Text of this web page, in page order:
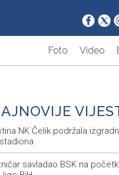
Foto Video
NK Čelik podržala
savladao BSK na